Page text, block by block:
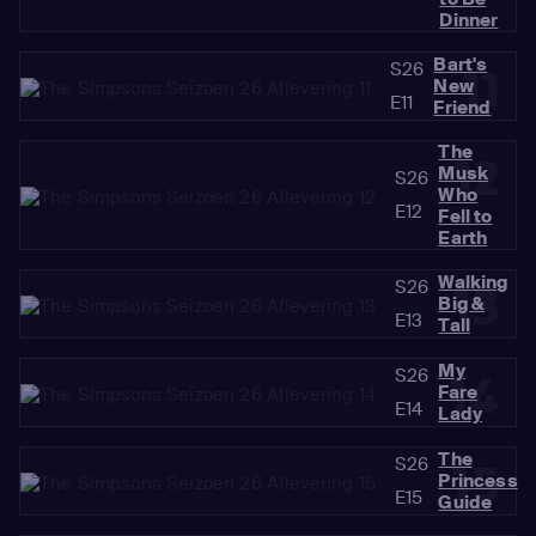
Dinner
11
S26
E11
Bart's
New
Friend
12
S26
E12
The
Musk
Who
Fell to
Earth
13
S26
E13
Walking
Big &
Tall
14
S26
E14
My
Fare
Lady
15
S26
E15
The
Princess
Guide